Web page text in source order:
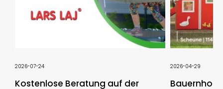
2026-07-24
Kostenlose Beratung auf der
2026-04-29
Bauernhof